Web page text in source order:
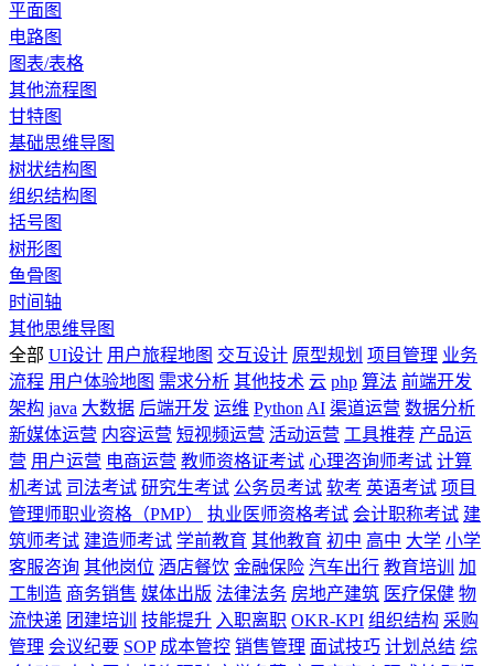
平面图
电路图
图表/表格
其他流程图
甘特图
基础思维导图
树状结构图
组织结构图
括号图
树形图
鱼骨图
时间轴
其他思维导图
全部 UI设计 用户旅程地图 交互设计 原型规划 项目管理 业务
流程 用户体验地图 需求分析 其他技术 云 php 算法 前端开发
架构 java 大数据 后端开发 运维 Python AI 渠道运营 数据分析
新媒体运营 内容运营 短视频运营 活动运营 工具推荐 产品运
营 用户运营 电商运营 教师资格证考试 心理咨询师考试 计算
机考试 司法考试 研究生考试 公务员考试 软考 英语考试 项目
管理师职业资格（PMP）
执业医师资格考试 会计职称考试 建
筑师考试 建造师考试 学前教育 其他教育 初中 高中 大学 小学
客服咨询 其他岗位 酒店餐饮 金融保险 汽车出行 教育培训
加
工制造 商务销售 媒体出版 法律法务 房地产建筑 医疗保健 物
流快递 团建培训 技能提升 入职离职 OKR-KPI 组织结构 采购
管理 会议纪要 SOP 成本管控 销售管理 面试技巧 计划总结 综